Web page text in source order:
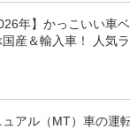
年】かっこいい車
産＆輸入車！ 人気
ュアル（MT）車の運